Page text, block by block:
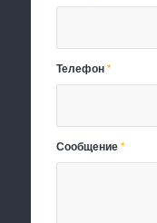
Телефон*
Сообщение*